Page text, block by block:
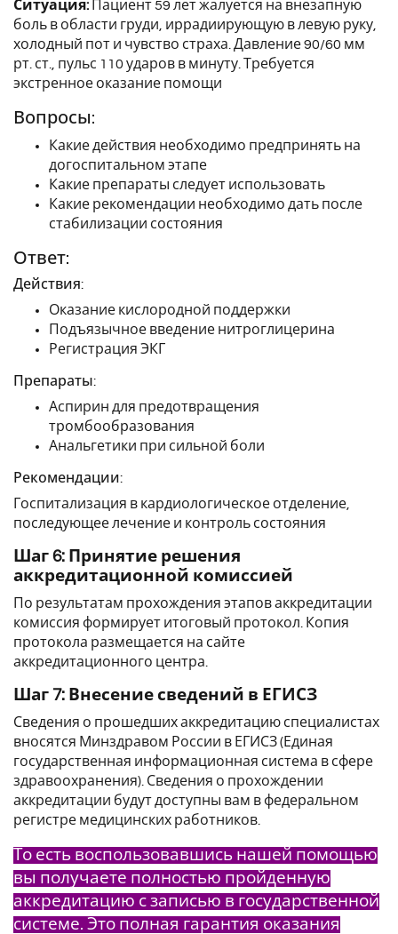
Ситуация: Пациент 59 лет жалуется на внезапную
боль в области груди, иррадиирующую в левую руку,
холодный пот и чувство страха. Давление 90/60 мм
рт. ст., пульс 110 ударов в минуту. Требуется
экстренное оказание помощи
Вопросы:
Какие действия необходимо предпринять на
догоспитальном этапе
Какие препараты следует использовать
Какие рекомендации необходимо дать после
стабилизации состояния
Ответ:
Действия:
Оказание кислородной поддержки
Подъязычное введение нитроглицерина
Регистрация ЭКГ
Препараты:
Аспирин для предотвращения
тромбообразования
Анальгетики при сильной боли
Рекомендации:
Госпитализация в кардиологическое отделение,
последующее лечение и контроль состояния
Шаг 6: Принятие решения
аккредитационной комиссией
По результатам прохождения этапов аккредитации
комиссия формирует итоговый протокол. Копия
протокола размещается на сайте
аккредитационного центра.
Шаг 7: Внесение сведений в ЕГИСЗ
Сведения о прошедших аккредитацию специалистах
вносятся Минздравом России в ЕГИСЗ (Единая
государственная информационная система в сфере
здравоохранения). Сведения о прохождении
аккредитации будут доступны вам в федеральном
регистре медицинских работников.
То есть воспользовавшись нашей помощью
вы получаете полностью пройденную
аккредитацию с записью в государственной
системе. Это полная гарантия оказания